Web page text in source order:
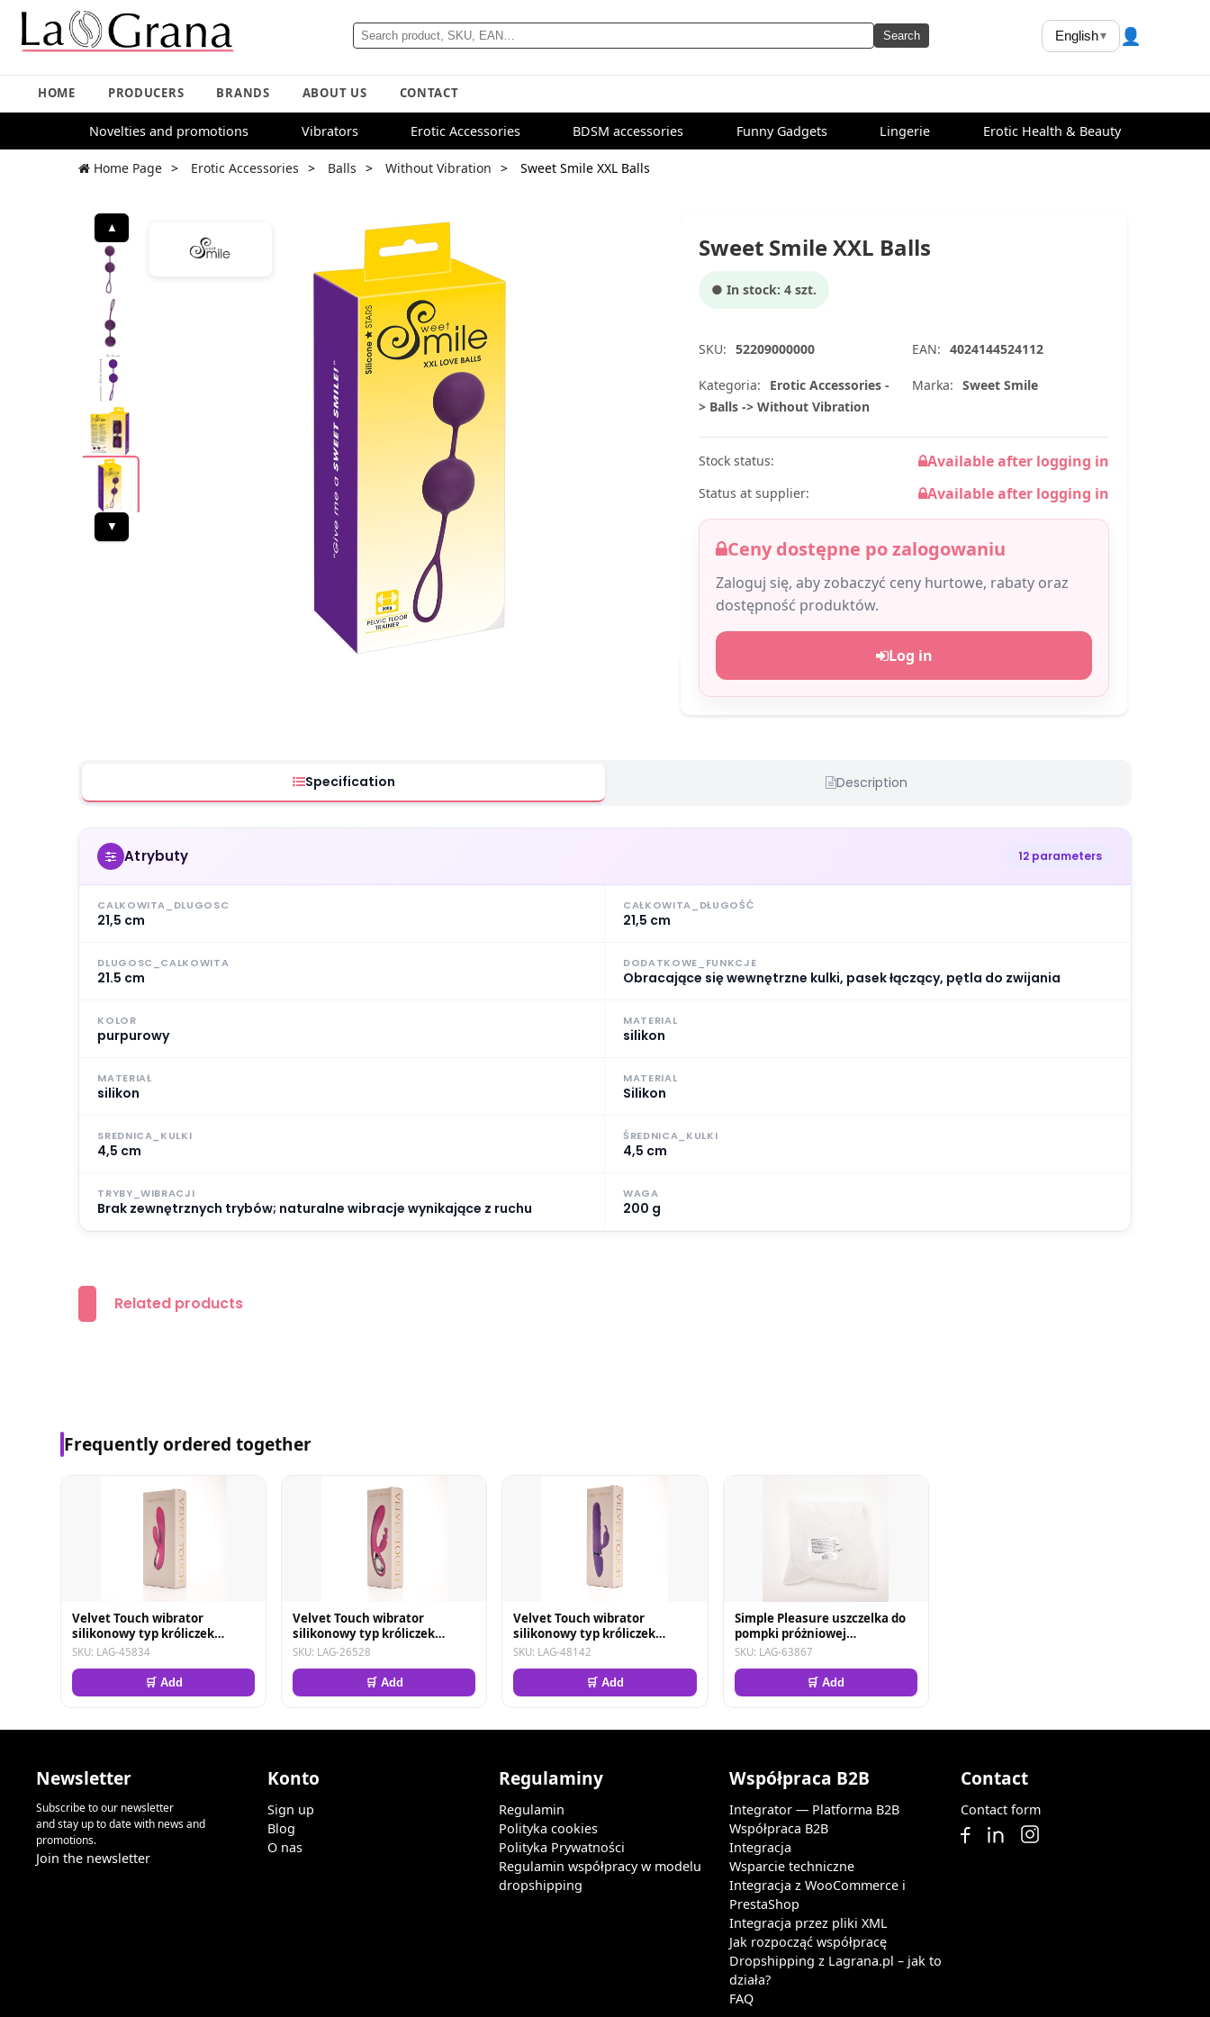
Search English▾ 👤
HOME PRODUCERS BRANDS ABOUT US CONTACT
Novelties and promotions Vibrators Erotic Accessories BDSM accessories Funny Gadgets Lingerie Erotic Health & Beauty
Home Page Erotic Accessories Balls Without Vibration Sweet Smile XXL Balls
▲
▼
Sweet Smile XXL Balls
● In stock: 4 szt.
SKU: 52209000000 EAN: 4024144524112
Kategoria:
Erotic Accessories -
> Balls -> Without Vibration
Marka: Sweet Smile
Stock status: Available after logging in
Status at supplier: Available after logging in
Ceny dostępne po zalogowaniu
Zaloguj się, aby zobaczyć ceny hurtowe, rabaty oraz
dostępność produktów.
Log in
Specification Description
Atrybuty 12 parameters
CALKOWITA_DLUGOSC
21,5 cm
CAŁKOWITA_DŁUGOŚĆ
21,5 cm
DLUGOSC_CALKOWITA
21.5 cm
DODATKOWE_FUNKCJE
Obracające się wewnętrzne kulki, pasek łączący, pętla do zwijania
KOLOR
purpurowy
MATERIAL
silikon
MATERIAŁ
silikon
MATERIAL
Silikon
SREDNICA_KULKI
4,5 cm
ŚREDNICA_KULKI
4,5 cm
TRYBY_WIBRACJI
Brak zewnętrznych trybów; naturalne wibracje wynikające z ruchu
WAGA
200 g
Related products
Frequently ordered together
Velvet Touch wibrator
silikonowy typ króliczek
ładowany usb różowy
SKU: LAG-45834
🛒 Add
Velvet Touch wibrator
silikonowy typ króliczek
ładowany usb różowy
SKU: LAG-26528
🛒 Add
Velvet Touch wibrator
silikonowy typ króliczek
ładowany usb fioletowy
SKU: LAG-48142
🛒 Add
Simple Pleasure uszczelka do
pompki próżniowej
przezroczysta
SKU: LAG-63867
🛒 Add
Newsletter
Subscribe to our newsletter
and stay up to date with news and
promotions.
Join the newsletter
Konto
Sign up
Blog
O nas
Regulaminy
Regulamin
Polityka cookies
Polityka Prywatności
Regulamin współpracy w modelu
dropshipping
Współpraca B2B
Integrator — Platforma B2B
Współpraca B2B
Integracja
Wsparcie techniczne
Integracja z WooCommerce i
PrestaShop
Integracja przez pliki XML
Jak rozpocząć współpracę
Dropshipping z Lagrana.pl – jak to
działa?
FAQ
Contact
Contact form